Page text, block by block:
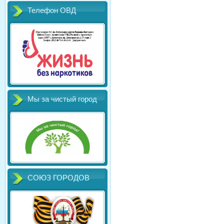
Телефон ОВД
Мы за чистый город
СОЮЗ ГОРОДОВ